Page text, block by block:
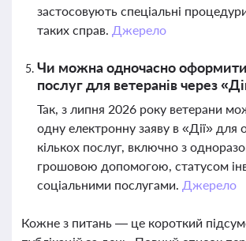
застосовують спеціальні
таких справ. Джерело
Чи можна одночасно оформити
послуг для ветеранів через
Так, з липня 2026 року ветерани
одну електронну заяву в «Дії» для
кількох послуг, включно з
грошовою допомогою, статусом
соціальними послугами. Джерело
Кожне з питань — це короткий